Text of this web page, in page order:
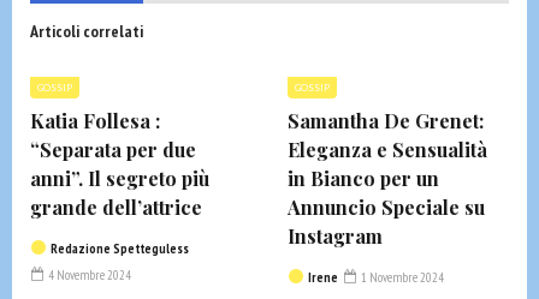
Articoli correlati
GOSSIP
Katia Follesa :
“Separata per due
anni”. Il segreto più
grande dell’attrice
Redazione Spetteguless
4 Novembre 2024
GOSSIP
Samantha De Grenet:
Eleganza e Sensualità
in Bianco per un
Annuncio Speciale su
Instagram
Irene 1 Novembre 2024